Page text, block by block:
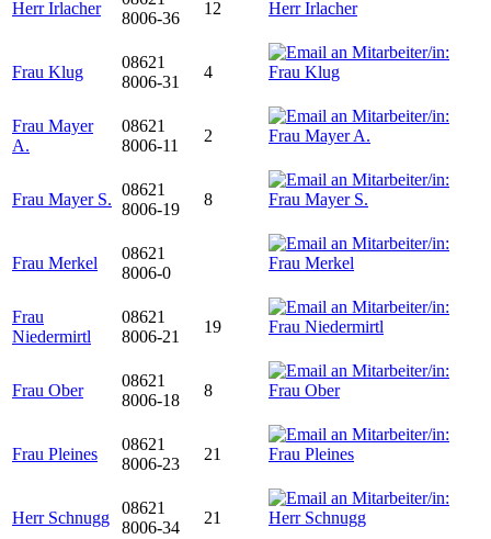
Herr Irlacher
8006-36
12
Frau Klug
08621
8006-31
4
Frau Mayer
A.
08621
8006-11
2
Frau Mayer S.
08621
8006-19
8
Frau Merkel
08621
8006-0
Frau
Niedermirtl
08621
8006-21
19
Frau Ober
08621
8006-18
8
Frau Pleines
08621
8006-23
21
Herr Schnugg
08621
8006-34
21